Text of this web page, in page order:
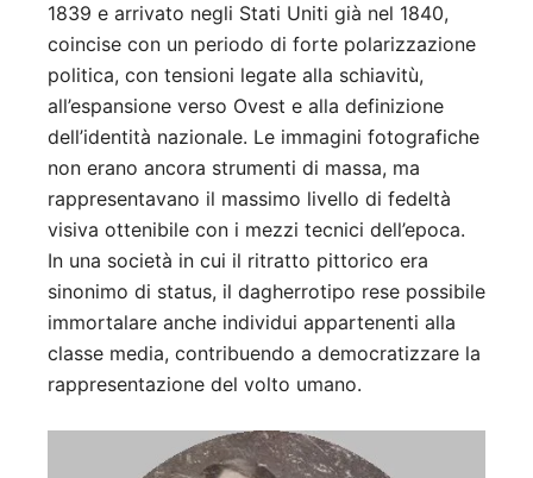
1839 e arrivato negli Stati Uniti già nel 1840,
coincise con un periodo di forte polarizzazione
politica, con tensioni legate alla schiavitù,
all’espansione verso Ovest e alla definizione
dell’identità nazionale. Le immagini fotografiche
non erano ancora strumenti di massa, ma
rappresentavano il massimo livello di fedeltà
visiva ottenibile con i mezzi tecnici dell’epoca.
In una società in cui il ritratto pittorico era
sinonimo di status, il dagherrotipo rese possibile
immortalare anche individui appartenenti alla
classe media, contribuendo a democratizzare la
rappresentazione del volto umano.